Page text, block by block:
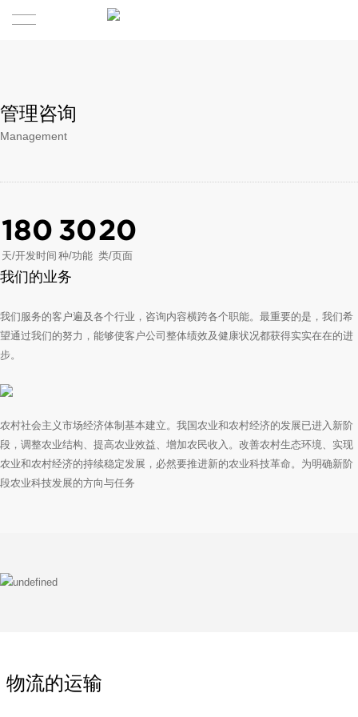
管理咨询
Management
180
天/开发时间
30
种/功能
20
类/页面
我们的业务
我们服务的客户遍及各个行业，咨询内容横跨各个职能。最重要的是，我们希
望通过我们的努力，能够使客户公司整体绩效及健康状况都获得实实在在的进
步。
农村社会主义市场经济体制基本建立。我国农业和农村经济的发展已进入新阶
段，调整农业结构、提高农业效益、增加农民收入。改善农村生态环境、实现
农业和农村经济的持续稳定发展，必然要推进新的农业科技革命。为明确新阶
段农业科技发展的方向与任务
物流的运输
公司简介
发展历程
集团产业
业务服务
新闻中心
精英团队